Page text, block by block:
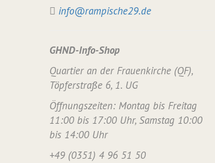
info@rampische29.de
GHND-Info-Shop
Quartier an der Frauenkirche (QF),
Töpferstraße 6, 1. UG
Öffnungszeiten: Montag bis Freitag
11:00 bis 17:00 Uhr, Samstag 10:00
bis 14:00 Uhr
+49 (0351) 4 96 51 50